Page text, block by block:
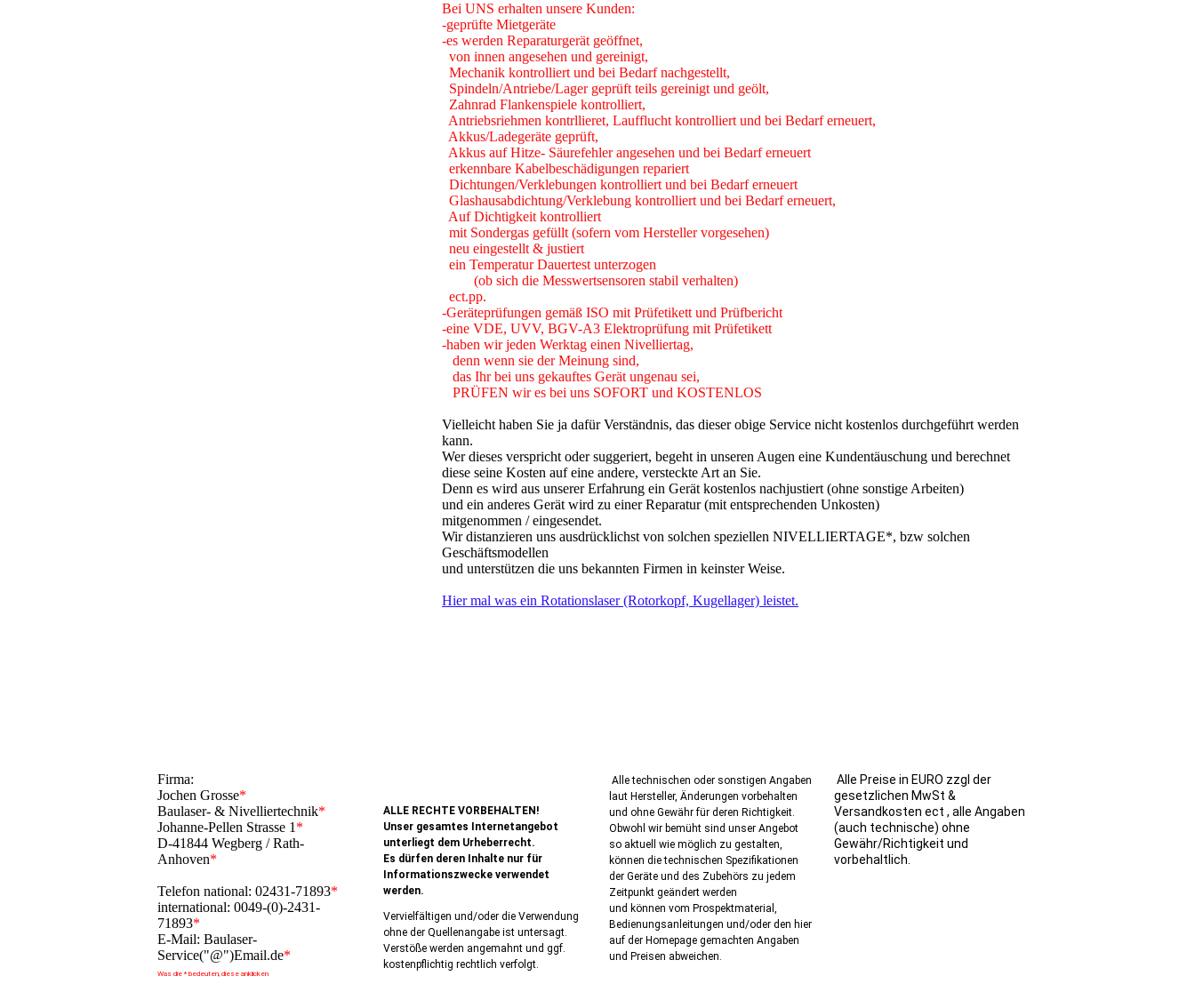
Bei UNS erhalten unsere Kunden:
-geprüfte Mietgeräte
-es werden Reparaturgerät geöffnet,
von innen angesehen und gereinigt,
Mechanik kontrolliert und bei Bedarf nachgestellt,
Spindeln/Antriebe/Lager geprüft teils gereinigt und geölt,
Zahnrad Flankenspiele kontrolliert,
Antriebsriehmen kontrllieret, Laufflucht kontrolliert und bei Bedarf erneuert,
Akkus/Ladegeräte geprüft,
Akkus auf Hitze- Säurefehler angesehen und bei Bedarf erneuert
erkennbare Kabelbeschädigungen repariert
Dichtungen/Verklebungen kontrolliert und bei Bedarf erneuert
Glashausabdichtung/Verklebung kontrolliert und bei Bedarf erneuert,
Auf Dichtigkeit kontrolliert
mit Sondergas gefüllt (sofern vom Hersteller vorgesehen)
neu eingestellt & justiert
ein Temperatur Dauertest unterzogen
(ob sich die Messwertsensoren stabil verhalten)
ect.pp.
-Geräteprüfungen gemäß ISO mit Prüfetikett und Prüfbericht
-eine VDE, UVV, BGV-A3 Elektroprüfung mit Prüfetikett
-haben wir jeden Werktag einen Nivelliertag,
denn wenn sie der Meinung sind,
das Ihr bei uns gekauftes Gerät ungenau sei,
PRÜFEN wir es bei uns SOFORT und KOSTENLOS
Vielleicht haben Sie ja dafür Verständnis, das dieser obige Service nicht kostenlos durchgeführt werden
kann.
Wer dieses verspricht oder suggeriert, begeht in unseren Augen eine Kundentäuschung und berechnet
diese seine Kosten auf eine andere, versteckte Art an Sie.
Denn es wird aus unserer Erfahrung ein Gerät kostenlos nachjustiert (ohne sonstige Arbeiten)
und ein anderes Gerät wird zu einer Reparatur (mit entsprechenden Unkosten)
mitgenommen / eingesendet.
Wir distanzieren uns ausdrücklichst von solchen speziellen NIVELLIERTAGE*, bzw solchen
Geschäftsmodellen
und unterstützen die uns bekannten Firmen in keinster Weise.
Hier mal was ein Rotationslaser (Rotorkopf, Kugellager) leistet.
Firma:
Jochen Grosse*
Baulaser- & Nivelliertechnik*
Johanne-Pellen Strasse 1 *
D-41844 Wegberg / Rath-
Anhoven*
Telefon national: 02431-71893*
international: 0049-(0)-2431-
71893*
E-Mail: Baulaser-
Service("@")Email.de*
Was die * bedeuten, diese anklicken
ALLE RECHTE VORBEHALTEN!
Unser gesamtes Internetangebot
unterliegt dem Urheberrecht.
Es dürfen deren Inhalte nur für
Informationszwecke verwendet
werden.
Vervielfältigen und/oder die Verwendung
ohne der Quellenangabe ist untersagt.
Verstöße werden angemahnt und ggf.
kostenpflichtig rechtlich verfolgt.
Alle technischen oder sonstigen Angaben
laut Hersteller, Änderungen vorbehalten
und ohne Gewähr für deren Richtigkeit.
Obwohl wir bemüht sind unser Angebot
so aktuell wie möglich zu gestalten,
können die technischen Spezifikationen
der Geräte und des Zubehörs zu jedem
Zeitpunkt geändert werden
und können vom Prospektmaterial,
Bedienungsanleitungen und/oder den hier
auf der Homepage gemachten Angaben
und Preisen abweichen.
Alle Preise in EURO zzgl der
gesetzlichen MwSt &
Versandkosten ect , alle Angaben
(auch technische) ohne
Gewähr/Richtigkeit und
vorbehaltlich.